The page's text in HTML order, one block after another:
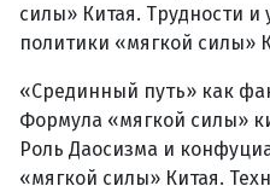
силы» Китая. Трудности и
политики «мягкой силы»
«Срединный путь» как
Формула «мягкой силы»
Роль Даосизма и
«мягкой силы» Китая.